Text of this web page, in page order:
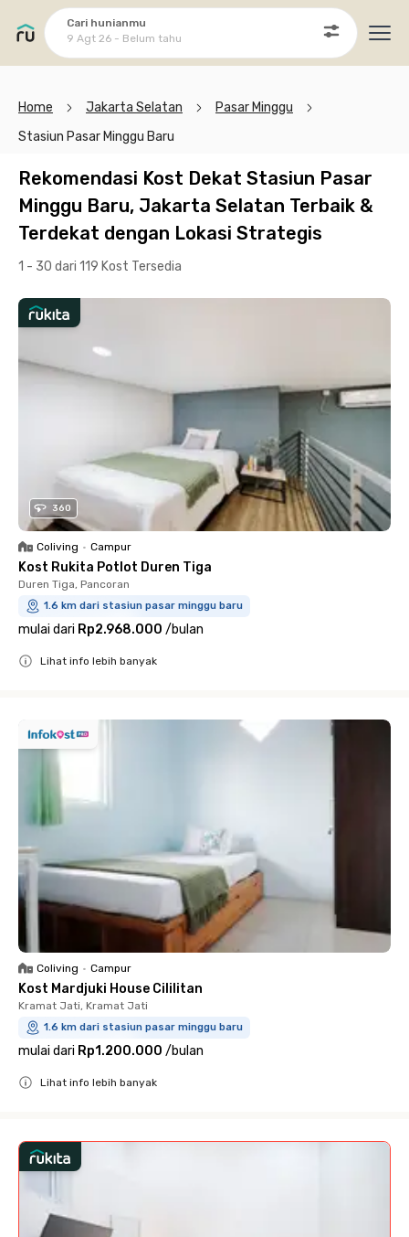
Cari hunianmu
9 Agt 26 - Belum tahu
Home Jakarta Selatan
Pasar Minggu
Stasiun Pasar Minggu Baru
Rekomendasi Kost Dekat Stasiun Pasar
Minggu Baru, Jakarta Selatan Terbaik &
Terdekat dengan Lokasi Strategis
1 - 30 dari 119 Kost Tersedia
360
Coliving • Campur
Kost Rukita Potlot Duren Tiga
Duren Tiga, Pancoran
1.6 km dari stasiun pasar minggu baru
mulai dari Rp2.968.000 /bulan
Lihat info lebih banyak
Coliving • Campur
Kost Mardjuki House Cililitan
Kramat Jati, Kramat Jati
1.6 km dari stasiun pasar minggu baru
mulai dari Rp1.200.000 /bulan
Lihat info lebih banyak